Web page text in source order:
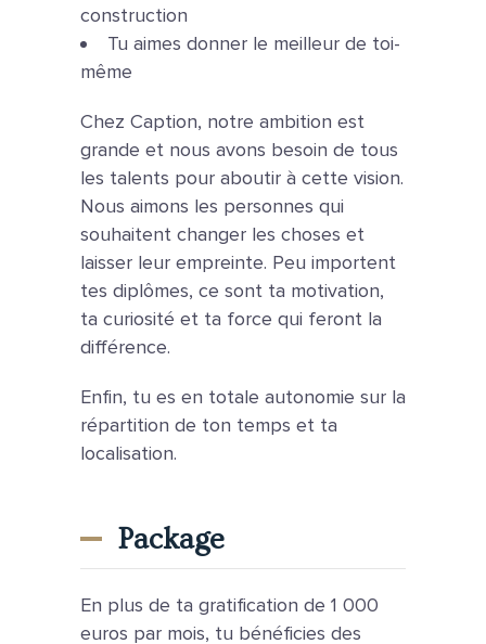
construction
Tu aimes donner le meilleur de toi-
même
Chez Caption, notre ambition est
grande et nous avons besoin de tous
les talents pour aboutir à cette vision.
Nous aimons les personnes qui
souhaitent changer les choses et
laisser leur empreinte. Peu importent
tes diplômes, ce sont ta motivation,
ta curiosité et ta force qui feront la
différence.
Enfin, tu es en totale autonomie sur la
répartition de ton temps et ta
localisation.
Package
En plus de ta gratification de 1 000
euros par mois, tu bénéficies des